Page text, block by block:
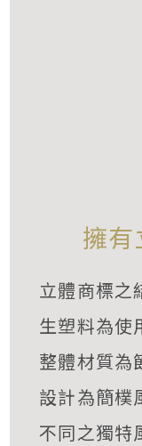
擁
立體商標之
生塑料為使
整體材質為
設計為簡樸
不同之獨特